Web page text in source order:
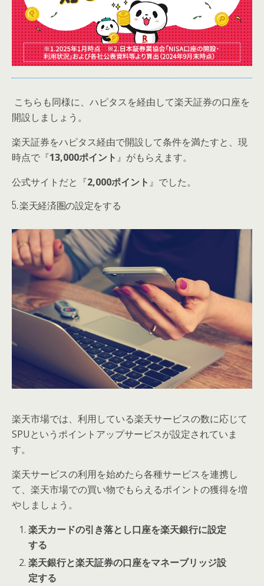
こちらも同様に、ハピタスを経由して楽天証券の口座を
開設しましょう。
楽天証券をハピタス経由で開設して条件を満たすと、現
時点で『13,000ポイント 』がもらえます。
公式サイトだと『2,000ポイント 』でした。
5. 楽天経済圏の設定をする
楽天市場では、利用している楽天サービスの数に応じて
SPUというポイントアップサービスが設定されていま
す。
楽天サービスの利用を始めたら各種サービスを連携し
て、楽天市場での買い物でもらえるポイントの獲得を増
やしましょう。
楽天カードの引き落とし口座を楽天銀行に設定
する
楽天銀行と楽天証券の口座をマネーブリッジ設
定する